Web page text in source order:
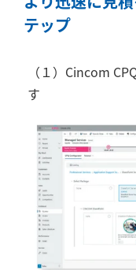
テップ
（１）Cincom
す